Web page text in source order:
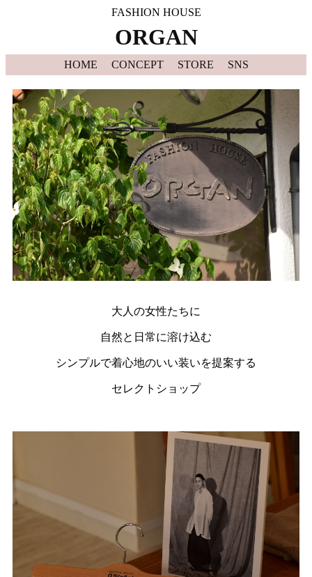
FASHION HOUSE
ORGAN
HOME CONCEPT STORE SNS
大人の女性たちに
自然と日常に溶け込む
シンプルで着心地のいい装いを提案する
セレクトショップ